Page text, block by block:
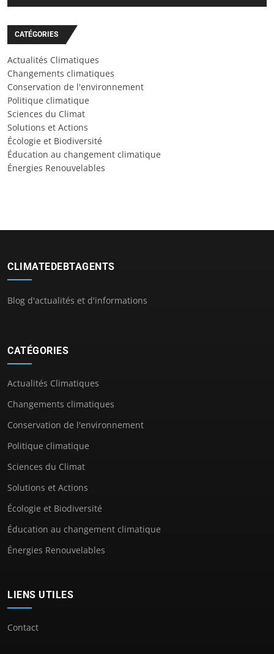
CATÉGORIES
Actualités Climatiques
Changements climatiques
Conservation de l'environnement
Politique climatique
Sciences du Climat
Solutions et Actions
Écologie et Biodiversité
Éducation au changement climatique
Énergies Renouvelables
CLIMATEDEBTAGENTS
Blog d'actualités et d'informations
CATÉGORIES
Actualités Climatiques
Changements climatiques
Conservation de l'environnement
Politique climatique
Sciences du Climat
Solutions et Actions
Écologie et Biodiversité
Éducation au changement climatique
Énergies Renouvelables
LIENS UTILES
Contact